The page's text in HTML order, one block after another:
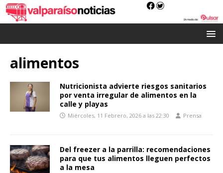
alimentos
Nutricionista advierte riesgos sanitarios
por venta irregular de alimentos en la
calle y playas
Miércoles, 11 Febrero, 2026 a las 22:30 Prensa
Del freezer a la parrilla: recomendaciones
para que tus alimentos lleguen perfectos
a la mesa